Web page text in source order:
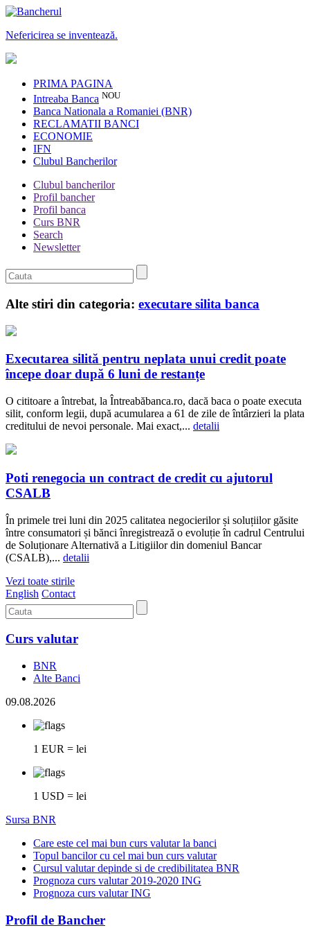
Nefericirea se inventează.
PRIMA PAGINA
Intreaba Banca NOU
Banca Nationala a Romaniei (BNR)
RECLAMATII BANCI
ECONOMIE
IFN
Clubul Bancherilor
Clubul bancherilor
Profil bancher
Profil banca
Curs BNR
Search
Newsletter
Alte stiri din categoria: executare silita banca
Executarea silită pentru neplata unui credit poate
începe doar după 6 luni de restanțe
O cititoare a întrebat, la Întreabăbanca.ro, dacă baca o poate executa
silit, conform legii, după acumularea a 61 de zile de întârzieri la plata
creditului de nevoi personale. Mai exact,... detalii
Poti renegocia un contract de credit cu ajutorul
CSALB
În primele trei luni din 2025 calitatea negocierilor și soluțiilor găsite
între consumatori și bănci înregistrează o evoluție în cadrul Centrului
de Soluționare Alternativă a Litigiilor din domeniul Bancar
(CSALB),... detalii
Vezi toate stirile
English Contact
Curs valutar
BNR
Alte Banci
09.08.2026
1 EUR = lei
1 USD = lei
Sursa BNR
Care este cel mai bun curs valutar la banci
Topul bancilor cu cel mai bun curs valutar
Cursul valutar depinde si de credibilitatea BNR
Prognoza curs valutar 2019-2020 ING
Prognoza curs valutar ING
Profil de Bancher